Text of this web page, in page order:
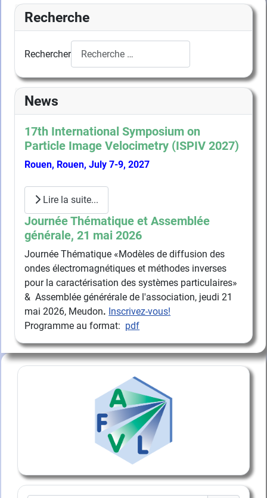
Recherche
Rechercher
News
17th International Symposium on
Particle Image Velocimetry (ISPIV 2027)
Rouen, Rouen, July 7-9, 2027
Lire la suite...
Journée Thématique et Assemblée
générale, 21 mai 2026
Journée Thématique «Modèles de diffusion des
ondes électromagnétiques et méthodes inverses
pour la caractérisation des systèmes particulaires»
& Assemblée générérale de l'association, jeudi 21
mai 2026, Meudon. Inscrivez-vous!
Programme au format: pdf